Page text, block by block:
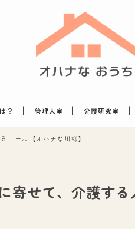
？ 管理人室 介護研究室
ール【オハナな川柳】
せて、介護する